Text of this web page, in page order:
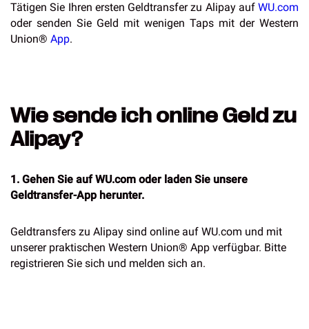
Tätigen Sie Ihren ersten Geldtransfer zu Alipay auf WU.com
oder senden Sie Geld mit wenigen Taps mit der Western
Union® App.
Wie sende ich online Geld zu
Alipay?
1. Gehen Sie auf WU.com oder laden Sie unsere
Geldtransfer-App herunter.
Geldtransfers zu Alipay sind online auf WU.com und mit
unserer praktischen Western Union® App verfügbar. Bitte
registrieren Sie sich und melden sich an.